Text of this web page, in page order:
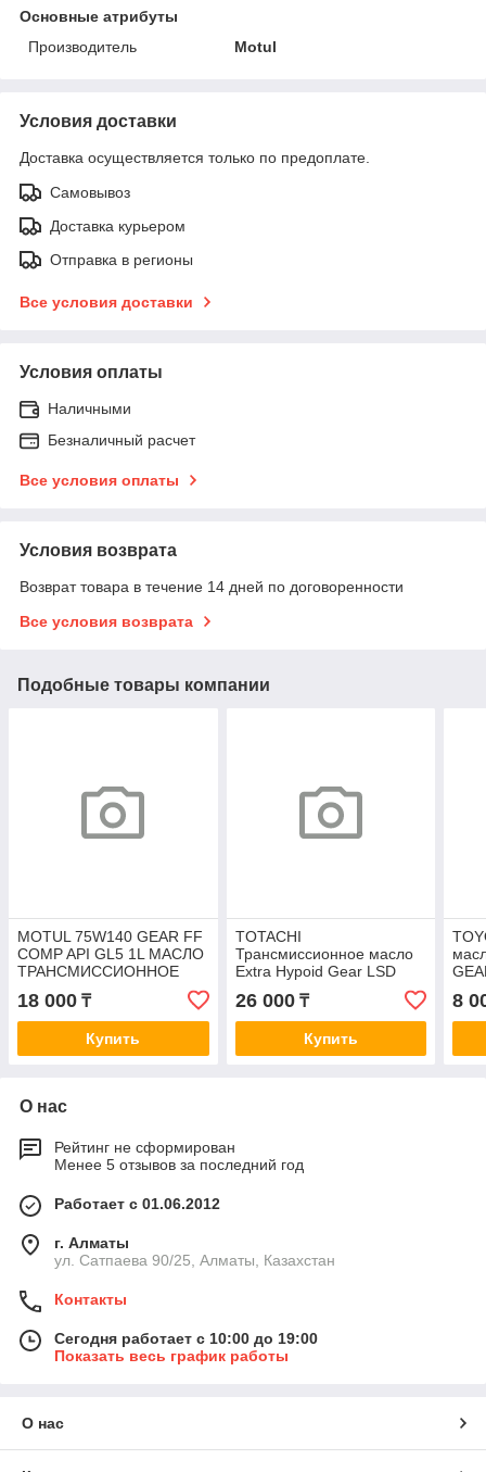
Основные атрибуты
Производитель
Motul
Условия доставки
Доставка осуществляется только по предоплате.
Самовывоз
Доставка курьером
Отправка в регионы
Все условия доставки
Условия оплаты
Наличными
Безналичный расчет
Все условия оплаты
Условия возврата
Возврат товара в течение 14 дней по договоренности
Все условия возврата
Подобные товары компании
MOTUL 75W140 GEAR FF
COMP API GL5 1L МАСЛО
ТРАНСМИССИОННОЕ
18 000 ₸
Купить
TOTACHI
Трансмиссионное масло
Extra Hypoid Gear LSD
Fully Syn GL-5/MT-1 75W-
90 4L
26 000₸
Купить
8
О нас
Рейтинг не сформирован
Менее 5 отзывов за последний год
Работает с 01.06.2012
г. Алматы
ул. Сатпаева 90/25, Алматы, Казахстан
Контакты
Сегодня работает с 10:00 до 19:00
Показать весь график работы
О нас